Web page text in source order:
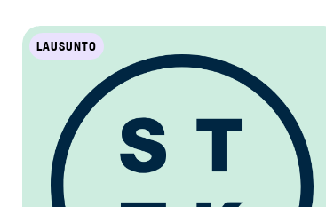
LAUSUNTO